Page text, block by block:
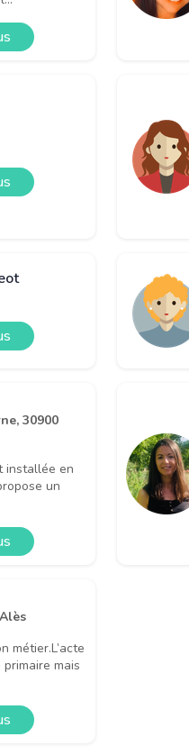
30900
installée en
un
métier.L’acte
mais